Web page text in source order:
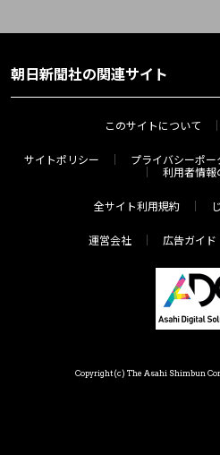
朝日新聞社の関連サイト
このサイトについて
サイトポリシー プライバシーポー
利用者情報
全サイト利用規約
運営会社 広告ガイド
Copyright(c) The Asahi Shimbun